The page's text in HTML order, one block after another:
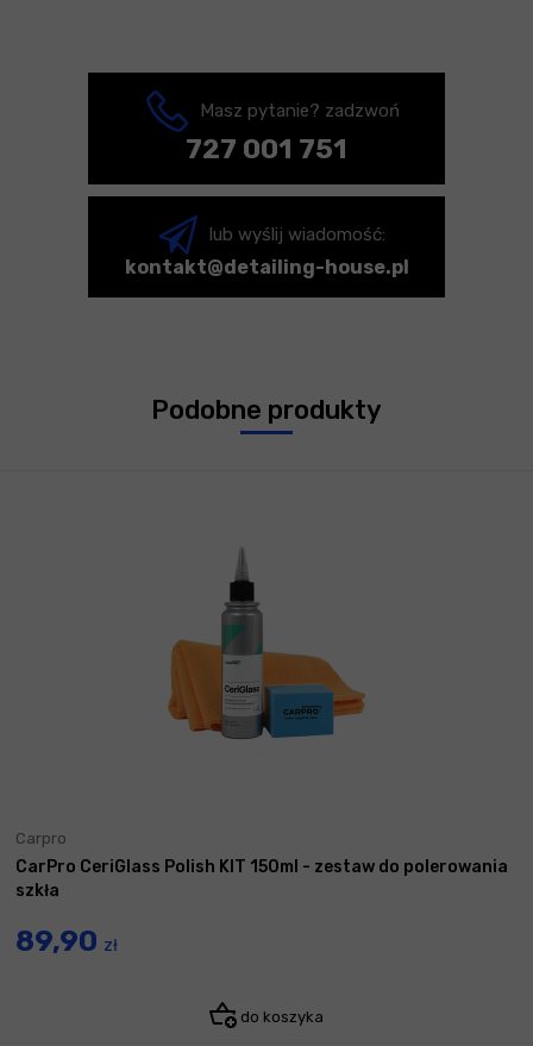
Masz pytanie? zadzwoń
727 001 751
lub wyślij wiadomość:
kontakt@detailing-house.pl
Podobne produkty
Carpro
CarPro CeriGlass Polish KIT 150ml - zestaw do polerowania
szkła
89,90 zł
do koszyka